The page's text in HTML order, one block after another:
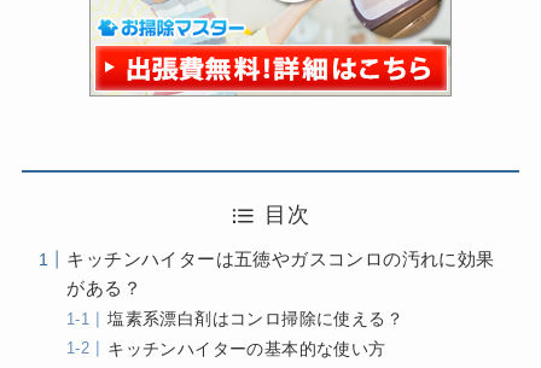
目次
キッチンハイターは五徳やガスコンロの汚れに効果
がある？
塩素系漂白剤はコンロ掃除に使える？
キッチンハイターの基本的な使い方